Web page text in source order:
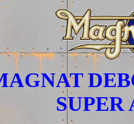
SUPER